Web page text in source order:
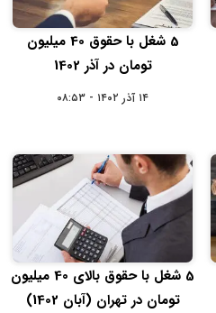
5 شغل با حقوق 40 میلیون
تومان در آذر 1402
۱۴ آذر ۱۴۰۲ - ۰۸:۵۳
5 شغل با حقوق بالای 40 میلیون
تومان در تهران (آبان 1402)